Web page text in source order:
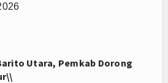
Utara, Pemkab Dorong